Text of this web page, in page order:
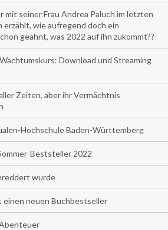
mit seiner Frau Andrea Paluch im letzten
erzählt, wie aufregend doch ein
geahnt, was 2022 auf ihn zukommt??
Download und Streaming
Zeiten, aber ihr Vermächtnis
Hochschule Baden-Württemberg
Beststeller 2022
wurde
neuen Buchbestseller